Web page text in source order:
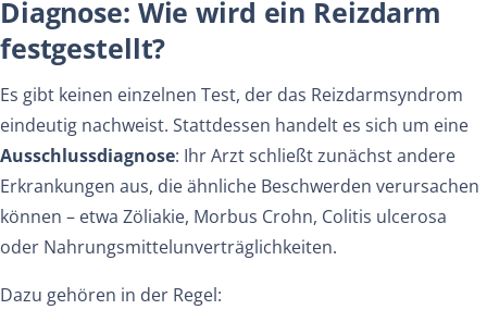
Diagnose: Wie wird ein Reizdarm
festgestellt?
Es gibt keinen einzelnen Test, der das Reizdarmsyndrom
eindeutig nachweist. Stattdessen handelt es sich um eine
Ausschlussdiagnose: Ihr Arzt schließt zunächst andere
Erkrankungen aus, die ähnliche Beschwerden verursachen
können – etwa Zöliakie, Morbus Crohn, Colitis ulcerosa
oder Nahrungs­mittel­unverträglichkeiten.
Dazu gehören in der Regel: